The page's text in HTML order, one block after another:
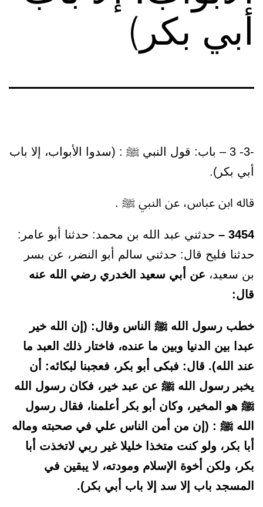
أبي بكر)
-3- 3 – باب: قول النبي ﷺ : (سدوا الأبواب، إلا باب
أبي بكر).
قاله ابن عباس، عن النبي ﷺ .
3454 –
حدثني عبد الله بن محمد: حدثنا أبو عامر:
حدثنا فليح قال: حدثني سالم أبو النضر، عن بسر
بن سعيد، عن أبي سعيد الخدري رضي الله عنه
قال:
خطب رسول الله ﷺ الناس وقال: (إن الله خير
عبدا بين الدنيا وبين ما عنده، فاختار ذلك العبد ما
عند الله). قال: فبكى أبو بكر، فعجبنا لبكائه: أن
يخبر رسول الله ﷺ عن عبد خير، فكان رسول الله
ﷺ هو المخير، وكان أبو بكر أعلمنا، فقال رسول
الله ﷺ : (إن من أمن الناس علي في صحبته وماله
أبا بكر، ولو كنت متخذا خليلا غير ربي لاتخذت أبا
بكر، ولكن أخوة الإسلام ومودته، لا يبقين في
المسجد باب إلا سد إلا باب أبي بكر).